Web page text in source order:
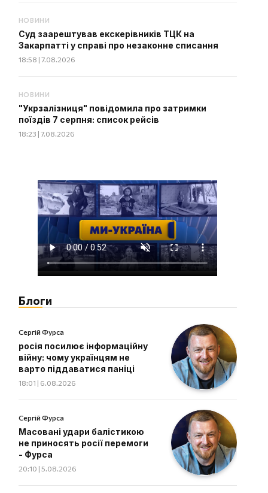
НОВИНИ
Суд заарештував екскерівників ТЦК на
Закарпатті у справі про незаконне списання
18:58 | 7.08.2026
НОВИНИ
"Укрзалізниця" повідомила про затримки
поїздів 7 серпня: список рейсів
18:23 | 7.08.2026
Блоги
Сергій Фурса
росія посилює інформаційну
війну: чому українцям не
варто піддаватися паніці
18:01 | 6.08.2026
Сергій Фурса
Масовані удари балістикою
не приносять росії перемоги
- Фурса
20:10 | 5.08.2026